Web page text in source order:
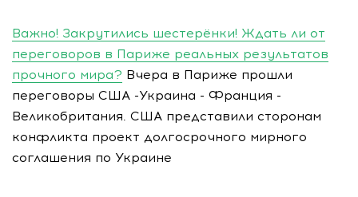
Важно! Закрутились шестерёнки! Ждать ли от
переговоров в Париже реальных результатов
прочного мира? Вчера в Париже прошли
переговоры США -Украина - Франция -
Великобритания. США представили сторонам
конфликта проект долгосрочного мирного
соглашения по Украине